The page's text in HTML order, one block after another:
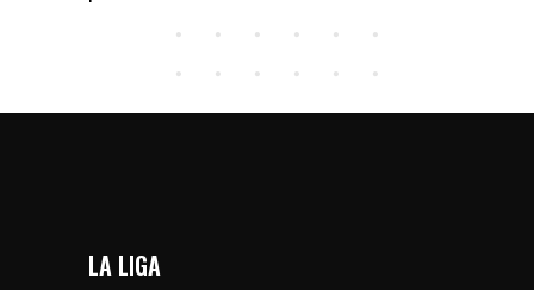
LA LIGA